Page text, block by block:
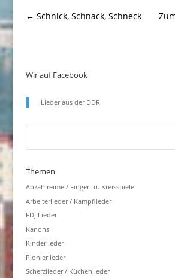
← Schnick, Schnack, Schneck
Wir auf Facebook
Lieder aus der DDR
Themen
Abzählreime / Finger- u. Kreisspiele
Arbeiterlieder / Kampflieder
FDJ Lieder
Kanons
Kinderlieder
Pionierlieder
Scherzlieder / Küchenlieder